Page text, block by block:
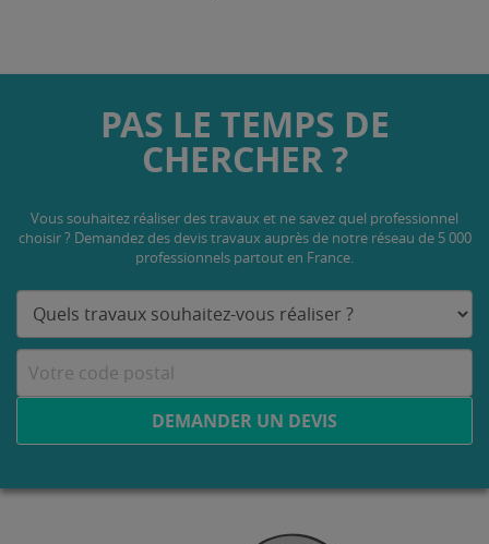
PAS LE TEMPS DE
CHERCHER ?
Vous souhaitez réaliser des travaux et ne savez quel professionnel
choisir ? Demandez des devis travaux auprès de notre réseau de 5 000
professionnels partout en France.
DEMANDER UN DEVIS